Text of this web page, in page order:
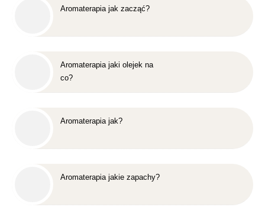
Aromaterapia jak zacząć?
Aromaterapia jaki olejek na
co?
Aromaterapia jak?
Aromaterapia jakie zapachy?